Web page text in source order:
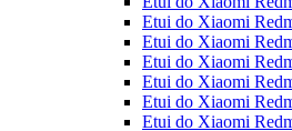
Etui do Xiaomi
Etui do Xiaomi
Etui do Xiaomi
Etui do Xiaomi
Etui do Xiaomi
Etui do Xiaomi